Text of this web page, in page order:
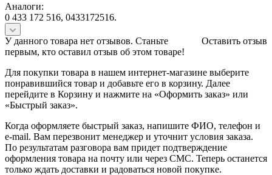
Аналоги:
0 433 172 516, 0433172516.
Оставить отзыв
У данного товара нет отзывов. Станьте
первым, кто оставил отзыв об этом товаре!
Для покупки товара в нашем интернет-магазине выберите
понравившийся товар и добавьте его в корзину. Далее
перейдите в Корзину и нажмите на «Оформить заказ» или
«Быстрый заказ».
Когда оформляете быстрый заказ, напишите ФИО, телефон и
e-mail. Вам перезвонит менеджер и уточнит условия заказа.
По результатам разговора вам придет подтверждение
оформления товара на почту или через СМС. Теперь останется
только ждать доставки и радоваться новой покупке.